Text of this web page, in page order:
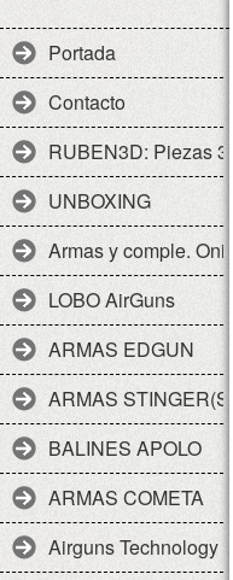
Portada
Contacto
RUBEN3D: Piezas 3d
UNBOXING
Armas y comple. Onix
LOBO AirGuns
ARMAS EDGUN
ARMAS
BALINES APOLO
ARMAS COMETA
Airguns Technology